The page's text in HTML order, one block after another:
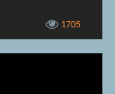
1705